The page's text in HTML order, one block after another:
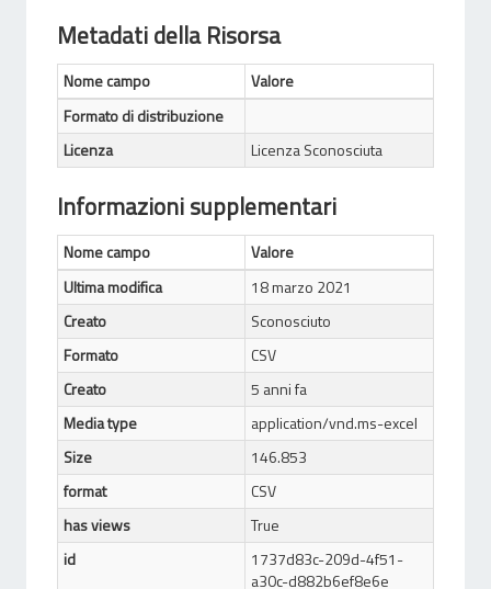
Metadati della Risorsa
Nome campo
Valore
Formato di distribuzione
Licenza
Licenza Sconosciuta
Informazioni supplementari
Nome campo
Valore
Ultima modifica
18 marzo 2021
Creato
Sconosciuto
Formato
CSV
Creato
5 anni fa
Media type
application/vnd.ms-excel
Size
146.853
format
CSV
has views
True
id
1737d83c-209d-4f51-
a30c-d882b6ef8e6e